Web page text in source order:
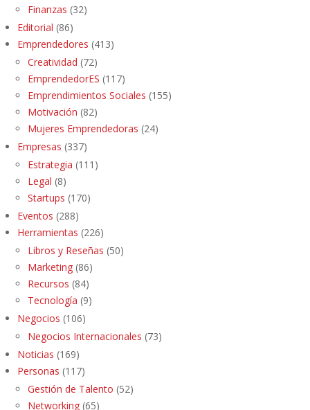
Finanzas (32)
Editorial (86)
Emprendedores (413)
Creatividad (72)
EmprendedorES (117)
Emprendimientos Sociales (155)
Motivación (82)
Mujeres Emprendedoras (24)
Empresas (337)
Estrategia (111)
Legal (8)
Startups (170)
Eventos (288)
Herramientas (226)
Libros y Reseñas (50)
Marketing (86)
Recursos (84)
Tecnología (9)
Negocios (106)
Negocios Internacionales (73)
Noticias (169)
Personas (117)
Gestión de Talento (52)
Networking (65)